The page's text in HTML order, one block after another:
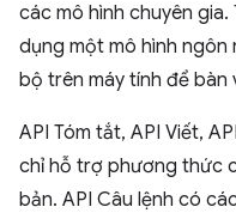
các mô hình chuyên
dụng một mô hình
bộ trên máy tính để bàn
API Tóm tắt, API Viết,
chỉ hỗ trợ phương thức
bản. API Câu lệnh có